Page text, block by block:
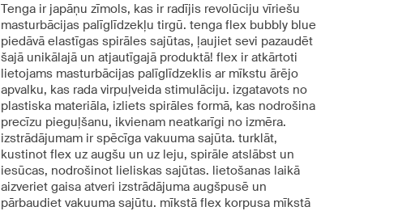
Tenga ir japāņu zīmols, kas ir radījis revolūciju vīriešu
masturbācijas palīglīdzekļu tirgū. tenga flex bubbly blue
piedāvā elastīgas spirāles sajūtas, ļaujiet sevi pazaudēt
šajā unikālajā un atjautīgajā produktā! flex ir atkārtoti
lietojams masturbācijas palīglīdzeklis ar mīkstu ārējo
apvalku, kas rada virpuļveida stimulāciju. izgatavots no
plastiska materiāla, izliets spirāles formā, kas nodrošina
precīzu pieguļšanu, ikvienam neatkarīgi no izmēra.
izstrādājumam ir spēcīga vakuuma sajūta. turklāt,
kustinot flex uz augšu un uz leju, spirāle atslābst un
iesūcas, nodrošinot lieliskas sajūtas. lietošanas laikā
aizveriet gaisa atveri izstrādājuma augšpusē un
pārbaudiet vakuuma sajūtu. mīkstā flex korpusa mīkstā